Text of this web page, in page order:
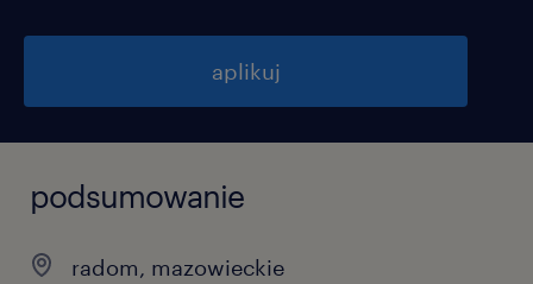
aplikuj
podsumowanie
radom, mazowieckie